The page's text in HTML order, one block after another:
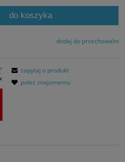
do koszyka
dodaj do przechowalni
zapytaj o produkt
poleć znajomemu